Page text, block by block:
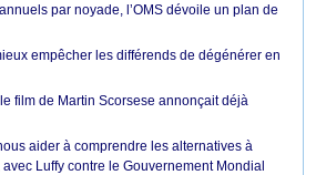
par noyade, l’OMS dévoile un plan de
empêcher les différends de dégénérer en
film de Martin Scorsese annonçait déjà
aider à comprendre les alternatives à
Luffy contre le Gouvernement Mondial